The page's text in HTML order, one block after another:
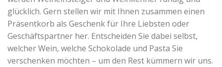
glücklich. Gern stellen wir mit Ihnen zusammen einen
Präsentkorb als Geschenk für Ihre Liebsten oder
Geschäftspartner her. Entscheiden Sie dabei selbst,
welcher Wein, welche Schokolade und Pasta Sie
verschenken möchten – um den Rest kümmern wir uns.